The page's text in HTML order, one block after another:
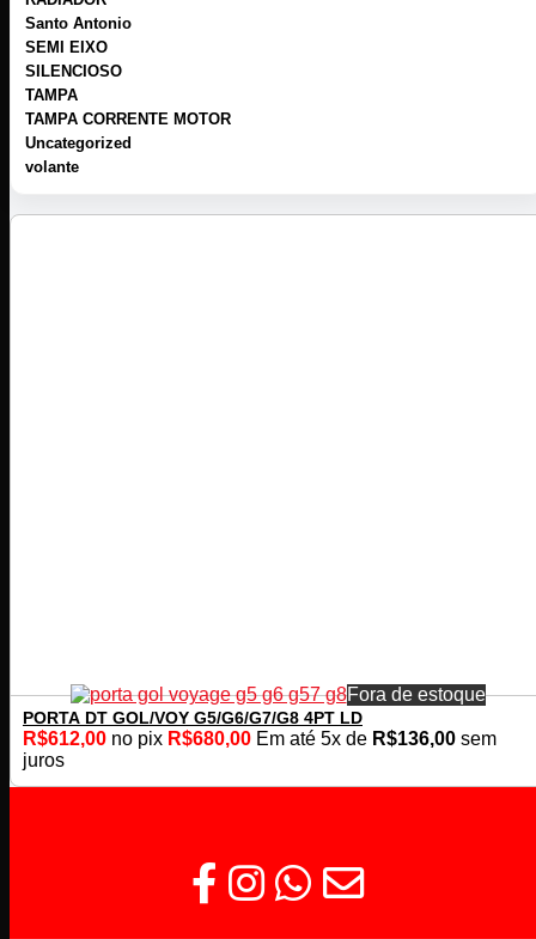
Santo Antonio
SEMI EIXO
SILENCIOSO
TAMPA
TAMPA CORRENTE MOTOR
Uncategorized
volante
Fora de estoque
PORTA DT GOL/VOY G5/G6/G7/G8 4PT LD
R$612,00 no pix R$680,00 Em até 5x de R$136,00 sem
juros